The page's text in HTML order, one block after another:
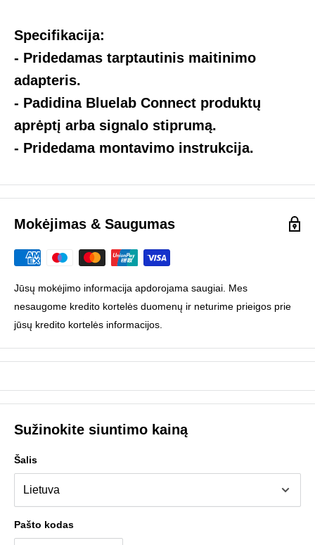
Specifikacija:
- Pridedamas tarptautinis maitinimo
adapteris.
- Padidina Bluelab Connect produktų
aprėptį arba signalo stiprumą.
- Pridedama montavimo instrukcija.
Mokėjimas & Saugumas
Jūsų mokėjimo informacija apdorojama saugiai. Mes
nesaugome kredito kortelės duomenų ir neturime prieigos prie
jūsų kredito kortelės informacijos.
Sužinokite siuntimo kainą
Šalis
Pašto kodas